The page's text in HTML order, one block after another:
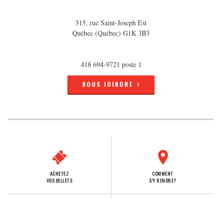
315, rue Saint-Joseph Est
Québec (Québec) G1K 3B3
418 694-9721 poste 1
NOUS JOINDRE
ACHETEZ
VOS BILLETS
COMMENT
S'Y RENDRE?